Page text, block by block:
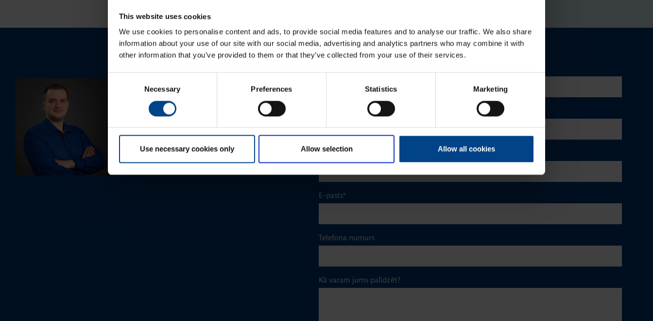
This website uses cookies
We use cookies to personalise content and ads, to provide social media features and to analyse our traffic. We also share
information about your use of our site with our social media, advertising and analytics partners who may combine it with
other information that you’ve provided to them or that they’ve collected from your use of their services.
Necessary Preferences Statistics Marketing
Use necessary cookies only Allow selection Allow all cookies
+371 23550665
rudolfs.buivids@utugroup.com
Uzņēmums
E-pasts*
Telefona numurs
Kā varam jums palīdzēt?